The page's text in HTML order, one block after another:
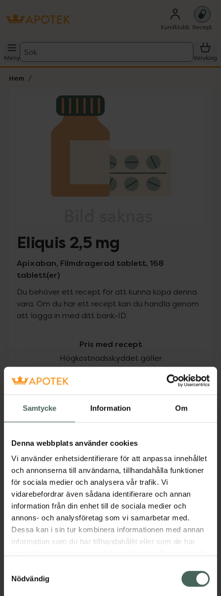
Samtycke Information Om
Denna webbplats använder cookies
Vi använder enhetsidentifierare för att anpassa innehållet
och annonserna till användarna, tillhandahålla funktioner
för sociala medier och analysera vår trafik. Vi
vidarebefordrar även sådana identifierare och annan
information från din enhet till de sociala medier och
annons- och analysföretag som vi samarbetar med.
Dessa kan i sin tur kombinera informationen med annan
information som du har tillhandahållit eller som de har
återkalla ditt samtycke via webbplatsens
cookieinställningar. Ett återkallat samtycke påverkar inte
Nödvändig
Kundklubb Recept
Meny
Sök
Varukorg
Hem
Lista: . Innehåller 1 objekt.
Eliquis 2,5 mg
Apixaban, Filmdragerad tablett, 168
tablett(er)
Du behöver ett recept för att kunna köpa denna
vara. Om du har ett recept kan du handla genom
att logga in med ditt bank-ID.
Pris med recept
Högkostnadsskyddet gäller
1630,20 kr
I apotek: 1630,20 kr
Fler produkter från Eliquis
Aktuella erbjudanden
Beskrivning Dölj
EAN:07350124333267